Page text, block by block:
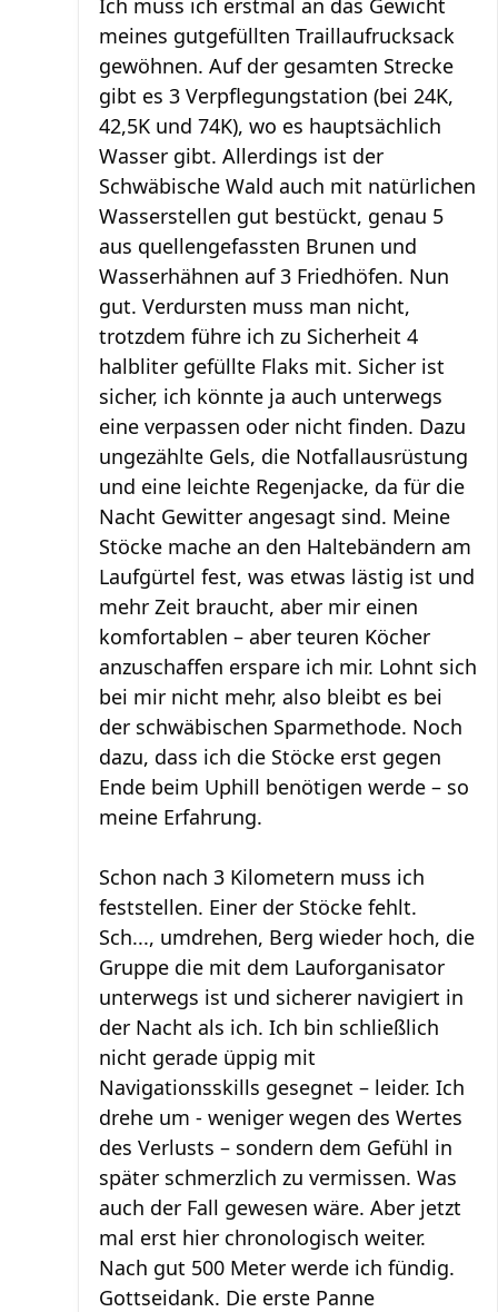
Ich muss ich erstmal an das Gewicht
meines gutgefüllten Traillaufrucksack
gewöhnen. Auf der gesamten Strecke
gibt es 3 Verpflegungstation (bei 24K,
42,5K und 74K), wo es hauptsächlich
Wasser gibt. Allerdings ist der
Schwäbische Wald auch mit natürlichen
Wasserstellen gut bestückt, genau 5
aus quellengefassten Brunen und
Wasserhähnen auf 3 Friedhöfen. Nun
gut. Verdursten muss man nicht,
trotzdem führe ich zu Sicherheit 4
halbliter gefüllte Flaks mit. Sicher ist
sicher, ich könnte ja auch unterwegs
eine verpassen oder nicht finden. Dazu
ungezählte Gels, die Notfallausrüstung
und eine leichte Regenjacke, da für die
Nacht Gewitter angesagt sind. Meine
Stöcke mache an den Haltebändern am
Laufgürtel fest, was etwas lästig ist und
mehr Zeit braucht, aber mir einen
komfortablen – aber teuren Köcher
anzuschaffen erspare ich mir. Lohnt sich
bei mir nicht mehr, also bleibt es bei
der schwäbischen Sparmethode. Noch
dazu, dass ich die Stöcke erst gegen
Ende beim Uphill benötigen werde – so
meine Erfahrung.
Schon nach 3 Kilometern muss ich
feststellen. Einer der Stöcke fehlt.
Sch..., umdrehen, Berg wieder hoch, die
Gruppe die mit dem Lauforganisator
unterwegs ist und sicherer navigiert in
der Nacht als ich. Ich bin schließlich
nicht gerade üppig mit
Navigationsskills gesegnet – leider. Ich
drehe um - weniger wegen des Wertes
des Verlusts – sondern dem Gefühl in
später schmerzlich zu vermissen. Was
auch der Fall gewesen wäre. Aber jetzt
mal erst hier chronologisch weiter.
Nach gut 500 Meter werde ich fündig.
Gottseidank. Die erste Panne